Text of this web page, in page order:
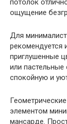
потолок
ощущение
Для
рекомендуется
приглушенные
или
спокойную и
элементом
мансарде.